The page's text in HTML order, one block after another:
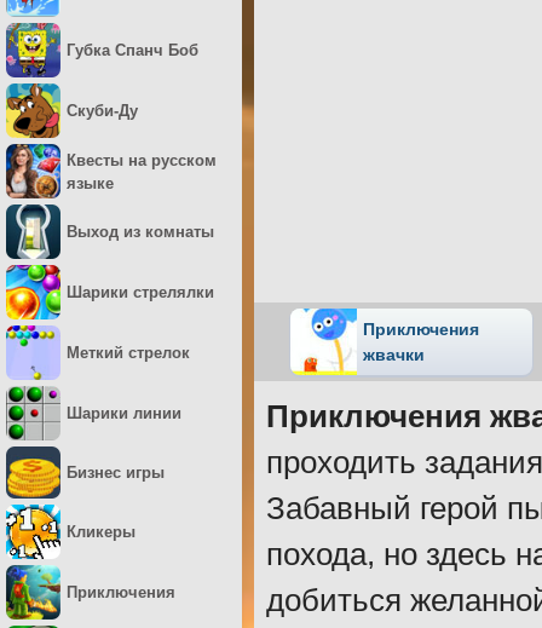
Приключения
жвачки
Приключения
проходить
Забавный герой
похода, но здесь
добиться
Губка Спанч Боб
Скуби-Ду
Квесты на русском
языке
Выход из комнаты
Шарики стрелялки
Меткий стрелок
Шарики линии
Бизнес игры
Кликеры
Приключения